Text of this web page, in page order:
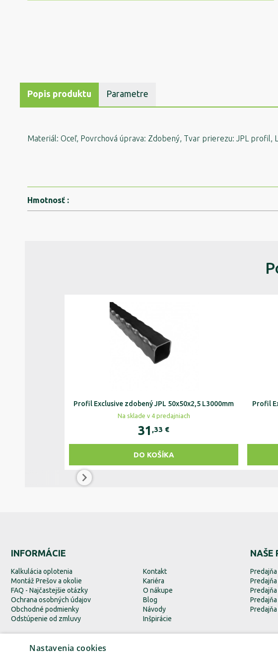
Popis produktu Parametre
Materiál: Oceľ, Povrchová úprava: Zdobený, Tvar prierezu: JPL profil,
Hmotnosť :
Profil Exclusive zdobený JPL 50x50x2,5 L3000mm
Na sklade v 4 predajniach
31,33 €
DO KOŠÍKA
Profil
INFORMÁCIE
Kalkulácia oplotenia
Montáž Prešov a okolie
FAQ - Najčastejšie otázky
Ochrana osobných údajov
Obchodné podmienky
Odstúpenie od zmluvy
Kontakt
Kariéra
O nákupe
Blog
Návody
Inšpirácie
NAŠE
Nastavenia cookies